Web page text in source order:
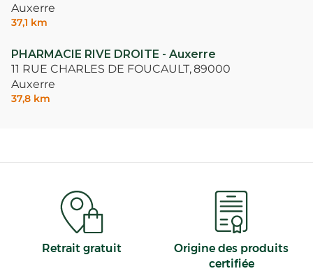
Auxerre
37,1 km
PHARMACIE RIVE DROITE - Auxerre
11 RUE CHARLES DE FOUCAULT,89000
Auxerre
37,8 km
Retrait gratuit
Origine des produits
certifiée